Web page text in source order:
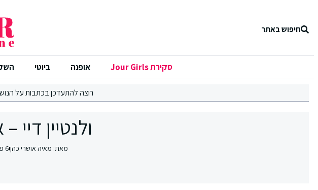
חיפוש באתר
סקירת Jour Girls אופנה ביוטי
רוצה להתעדכן בכתבות על
ולנטיין דיי
מאת: מאיה אושרי כהן6 פברואר 2024